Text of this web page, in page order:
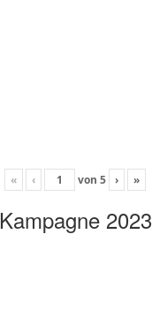
« ‹ von 5 › »
Kampagne 2023